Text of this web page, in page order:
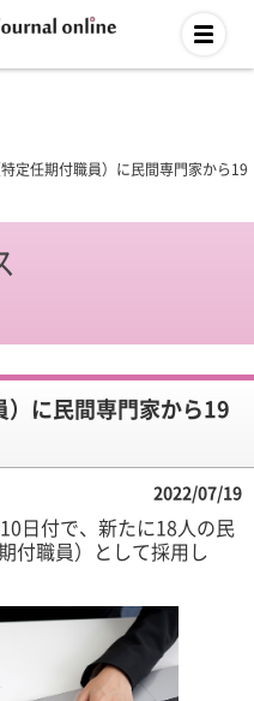
定任期付職員）に民間専門家から19
）に民間専門家から19
2022/07/19
日付で、新たに18人の民
付職員）として採用し